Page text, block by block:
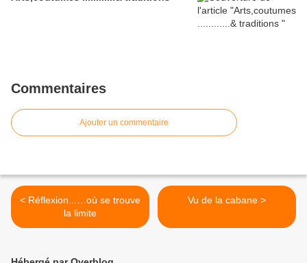
Commentaires
Ajouter un commentaire
< Réflexion...…où se trouve
la limite
Vu de la cabane >